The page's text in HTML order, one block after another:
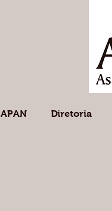
APAN Diretoria